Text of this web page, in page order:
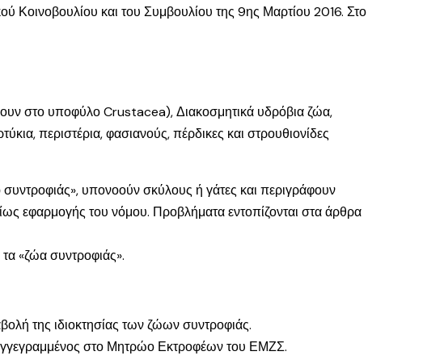
Κοινοβουλίου και του Συμβουλίου της 9ης Μαρτίου 2016. Στο
στο υποφύλο Crustacea), Διακοσμητικά υδρόβια ζώα,
περιστέρια, φασιανούς, πέρδικες και στρουθιονίδες
υπονοούν σκύλους ή γάτες και περιγράφουν
εφαρμογής του νόμου. Προβλήματα εντοπίζονται στα άρθρα
«ζώα συντροφιάς».
της ιδιοκτησίας των ζώων συντροφιάς.
εγγεγραμμένος στο Μητρώο Εκτροφέων του ΕΜΖΣ.